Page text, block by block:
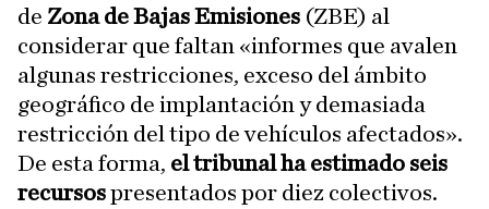
de Zona de Bajas Emisiones (ZBE) al
considerar que faltan «informes que avalen
algunas restricciones, exceso del ámbito
geográfico de implantación y demasiada
restricción del tipo de vehículos afectados».
De esta forma, el tribunal ha estimado seis
recursospresentados por diez colectivos.